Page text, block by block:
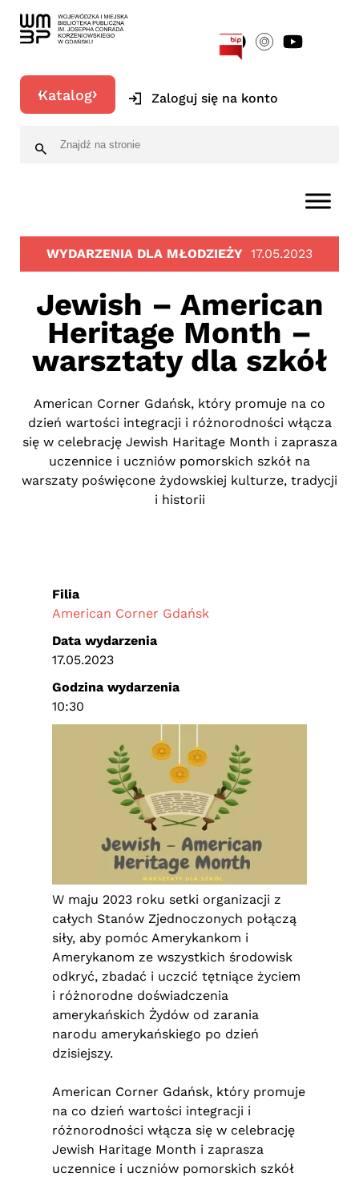
Katalog Zaloguj się na konto
WYDARZENIA DLA MŁODZIEŻY 17.05.2023
Jewish – American
Heritage Month –
warsztaty dla szkół
American Corner Gdańsk, który promuje na co
dzień wartości integracji i różnorodności włącza
się w celebrację Jewish Haritage Month i zaprasza
uczennice i uczniów pomorskich szkół na
warszaty poświęcone żydowskiej kulturze, tradycji
i historii
W maju 2023 roku setki organizacji z
całych Stanów Zjednoczonych połączą
siły, aby pomóc Amerykankom i
Amerykanom ze wszystkich środowisk
odkryć, zbadać i uczcić tętniące życiem
i różnorodne doświadczenia
amerykańskich Żydów od zarania
narodu amerykańskiego po dzień
dzisiejszy.
American Corner Gdańsk, który promuje
na co dzień wartości integracji i
różnorodności włącza się w celebrację
Jewish Haritage Month i zaprasza
uczennice i uczniów pomorskich szkół
Filia
American Corner Gdańsk
Data wydarzenia
17.05.2023
Godzina wydarzenia
10:30